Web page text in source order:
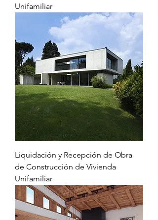
Unifamiliar
Liquidación y Recepción de Obra
de Construcción de Vivienda
Unifamiliar